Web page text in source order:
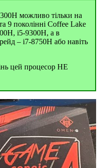
можливо тільки на
9 поколінні Coffee Lake
i5-9300H, а в
– i7-8750H або навіть
цей процесор НЕ